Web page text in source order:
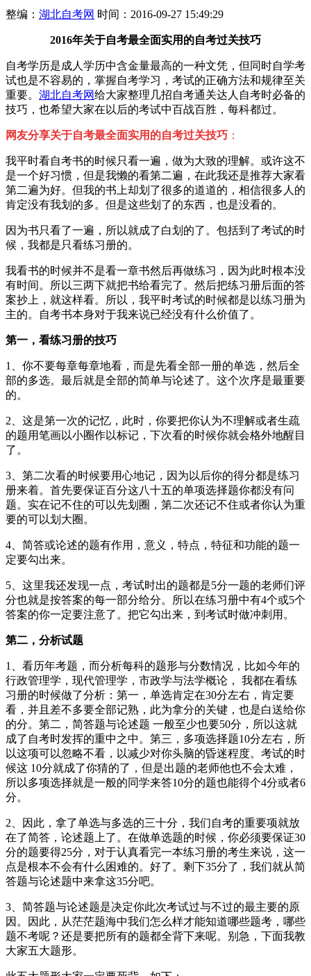
整编： 湖北自考网 时间：2016-09-27 15:49:29
2016年关于自考最全面实用的自考过关技巧
自考学历是成人学历中含金量最高的一种文凭，但同时自学考
试也是不容易的，掌握自考学习，考试的正确方法和规律至关
重要。 湖北自考网给大家整理几招自考通关达人自考时必备的
技巧，也希望大家在以后的考试中百战百胜，每科都过。
网友分享关于自考最全面实用的自考过关技巧 ：
我平时看自考书的时候只看一遍，做为大致的理解。或许这不
是一个好习惯，但是我懒的看第二遍，在此我还是推荐大家看
第二遍为好。但我的书上却划了很多的道道的，相信很多人的
肯定没有我划的多。但是这些划了的东西，也是没看的。
因为书只看了一遍，所以就成了白划的了。包括到了考试的时
候，我都是只看练习册的。
我看书的时候并不是看一章书然后再做练习，因为此时根本没
有时间。所以三两下就把书给看完了。然后把练习册后面的答
案抄上，就这样看。所以，我平时考试的时候都是以练习册为
主的。自考书本身对于我来说已经没有什么价值了。
第一，看练习册的技巧
1、你不要每章每章地看，而是先看全部一册的单选，然后全
部的多选。最后就是全部的简单与论述了。这个次序是最重要
的。
2、这是第一次的记忆，此时，你要把你认为不理解或者生疏
的题用笔画以小圈作以标记，下次看的时候你就会格外地醒目
了。
3、第二次看的时候要用心地记，因为以后你的得分都是练习
册来着。首先要保证百分这八十五的单项选择题你都没有问
题。实在记不住的可以先划圈，第二次还记不住或者你认为重
要的可以划大圈。
4、简答或论述的题有作用，意义，特点，特征和功能的题一
定要勾出来。
5、这里我还发现一点，考试时出的题都是5分一题的老师们评
分也就是按答案的每一部分给分。所以在练习册中有4个或5个
答案的你一定要注意了。把它勾出来，到考试时做冲刺用。
第二，分析试题
1、看历年考题，而分析每科的题形与分数情况，比如今年的
行政管理学 ，现代管理学，市政学与法学概论 ， 我都在看练
习册的时候做了分析：第一，单选肯定在30分左右，肯定要
看，并且差不多要全部记熟，此为拿分的关键，也是白送给你
的分。第二，简答题与论述题 一般至少也要50分，所以这就
成了自考时发挥的重中之中。第三，多项选择题10分左右，所
以这项可以忽略不看，以减少对你头脑的昏迷程度。考试的时
候这 10分就成了你猜的了，但是出题的老师他也不会太难，
所以多项选择就是一般的同学来答10分的题也能得个4分或者6
分。
2、因此，拿了单选与多选的三十分，我们自考的重要项就放
在了简答，论述题上了。在做单选题的时候，你必须要保证30
分的题要得25分，对于认真看完一本练习册的考生来说，这一
点是根本不会有什么困难的。好了。剩下35分了，我们就从简
答题与论述题中来拿这35分吧。
3、简答题与论述题是决定你此次考试过与不过的最主要的原
因。因此，从茫茫题海中我们怎么样才能知道哪些题考，哪些
题不考呢？还是要把所有的题都全背下来呢。别急，下面我教
大家五大题形。